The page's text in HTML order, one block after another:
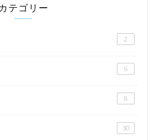
カテゴリー
2
6
8
30